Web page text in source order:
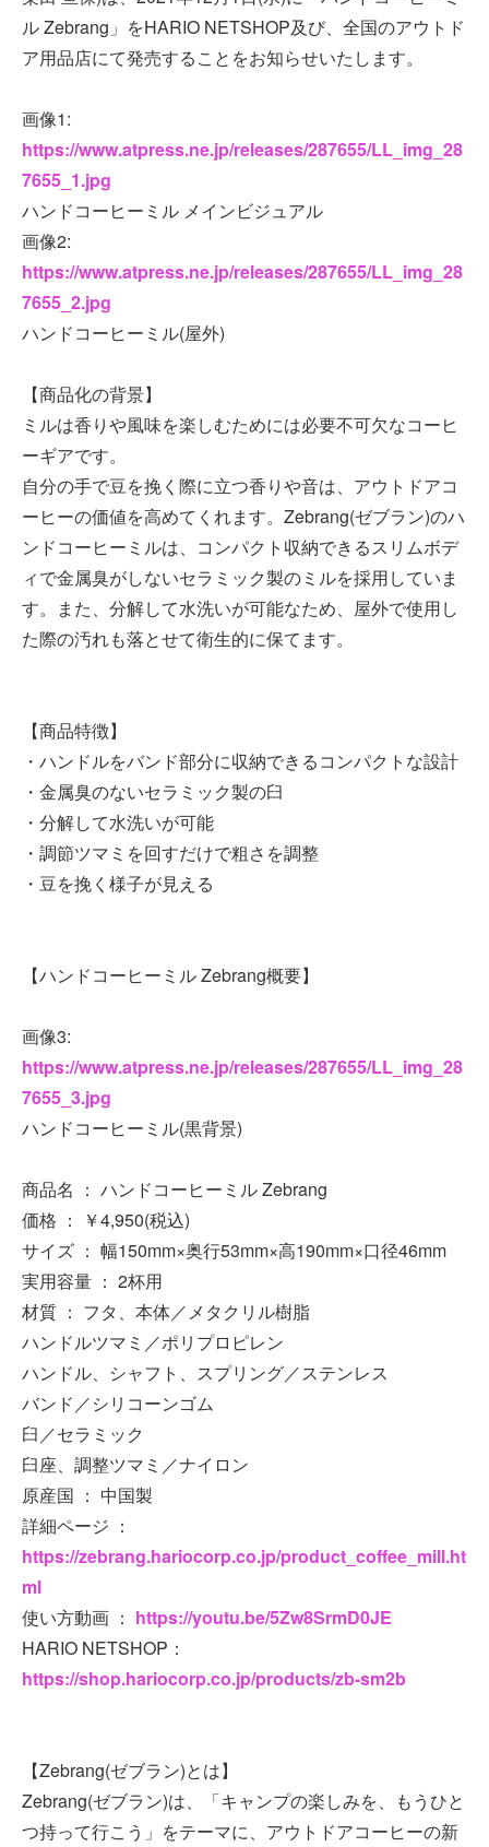
ル Zebrang」をHARIO NETSHOP及び、全国のアウトド
ア用品店にて発売することをお知らせいたします。
画像1:
https://www.atpress.ne.jp/releases/287655/LL_img_28
7655_1.jpg
ハンドコーヒーミル メインビジュアル
画像2:
https://www.atpress.ne.jp/releases/287655/LL_img_28
7655_2.jpg
ハンドコーヒーミル(屋外)
【商品化の背景】
ミルは香りや風味を楽しむためには必要不可欠なコーヒ
ーギアです。
自分の手で豆を挽く際に立つ香りや音は、アウトドアコ
ーヒーの価値を高めてくれます。Zebrang(ゼブラン)のハ
ンドコーヒーミルは、コンパクト収納できるスリムボデ
ィで金属臭がしないセラミック製のミルを採用していま
す。また、分解して水洗いが可能なため、屋外で使用し
た際の汚れも落とせて衛生的に保てます。
【商品特徴】
・ハンドルをバンド部分に収納できるコンパクトな設計
・金属臭のないセラミック製の臼
・分解して水洗いが可能
・調節ツマミを回すだけで粗さを調整
・豆を挽く様子が見える
【ハンドコーヒーミル Zebrang概要】
画像3:
https://www.atpress.ne.jp/releases/287655/LL_img_28
7655_3.jpg
ハンドコーヒーミル(黒背景)
商品名 ： ハンドコーヒーミル Zebrang
価格 ： ￥4,950(税込)
サイズ ： 幅150mm×奥行53mm×高190mm×口径46mm
実用容量 ： 2杯用
材質 ： フタ、本体／メタクリル樹脂
ハンドルツマミ／ポリプロピレン
ハンドル、シャフト、スプリング／ステンレス
バンド／シリコーンゴム
臼／セラミック
臼座、調整ツマミ／ナイロン
原産国 ： 中国製
詳細ページ ：
https://zebrang.hariocorp.co.jp/product_coffee_mill.ht
ml
使い方動画 ： https://youtu.be/5Zw8SrmD0JE
HARIO NETSHOP：
https://shop.hariocorp.co.jp/products/zb-sm2b
【Zebrang(ゼブラン)とは】
Zebrang(ゼブラン)は、「キャンプの楽しみを、もうひと
つ持って行こう」をテーマに、アウトドアコーヒーの新